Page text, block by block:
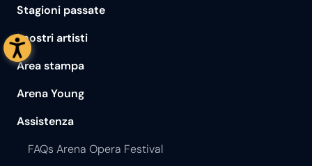
Stagioni passate
I nostri artisti
Area stampa
Arena Young
Assistenza
FAQs Arena Opera Festival